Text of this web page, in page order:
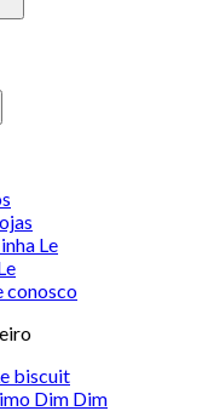
Le
conosco
biscuit
Dim Dim